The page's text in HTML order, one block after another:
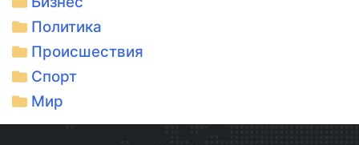
Политика
Происшествия
Спорт
Мир